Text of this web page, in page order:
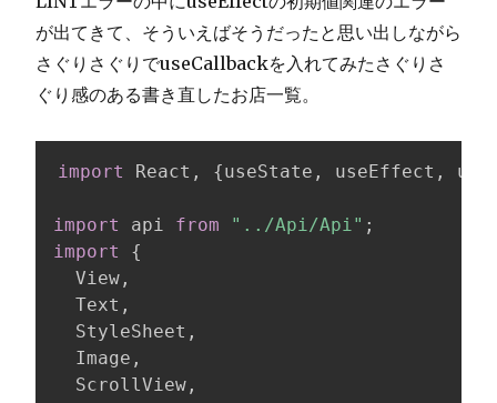
が出てきて、そういえばそうだったと思い出しながら
さぐりさぐりでuseCallbackを入れてみたさぐりさ
ぐり感のある書き直したお店一覧。
import React , {useState , useEffect ,
import api from "../Api/Api" ;
import
{
  View
,
  Text
,
  StyleSheet
,
  Image
,
  ScrollView
,